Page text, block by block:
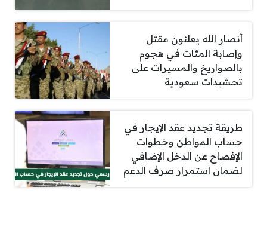
أنصار الله يعلنون مقتل
وإصابة المئات في هجوم
بالصواريخ والمسيرات على
تحشيدات سعودية
طريقة تجديد عقد الإيجار في
حساب المواطن وخطوات
الإفصاح عن الدخل الإضافي
لضمان استمرار صرف الدعم